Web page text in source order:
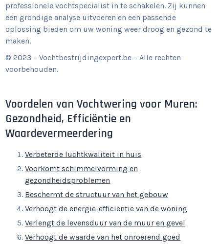
professionele vochtspecialist in te schakelen. Zij kunnen
een grondige analyse uitvoeren en een passende
oplossing bieden om uw woning weer droog en gezond te
maken.
© 2023 – Vochtbestrijdingexpert.be – Alle rechten
voorbehouden.
Voordelen van Vochtwering voor Muren:
Gezondheid, Efficiëntie en
Waardevermeerdering
Verbeterde luchtkwaliteit in huis
Voorkomt schimmelvorming en
gezondheidsproblemen
Beschermt de structuur van het gebouw
Verhoogt de energie-efficiëntie van de woning
Verlengt de levensduur van de muur en gevel
Verhoogt de waarde van het onroerend goed